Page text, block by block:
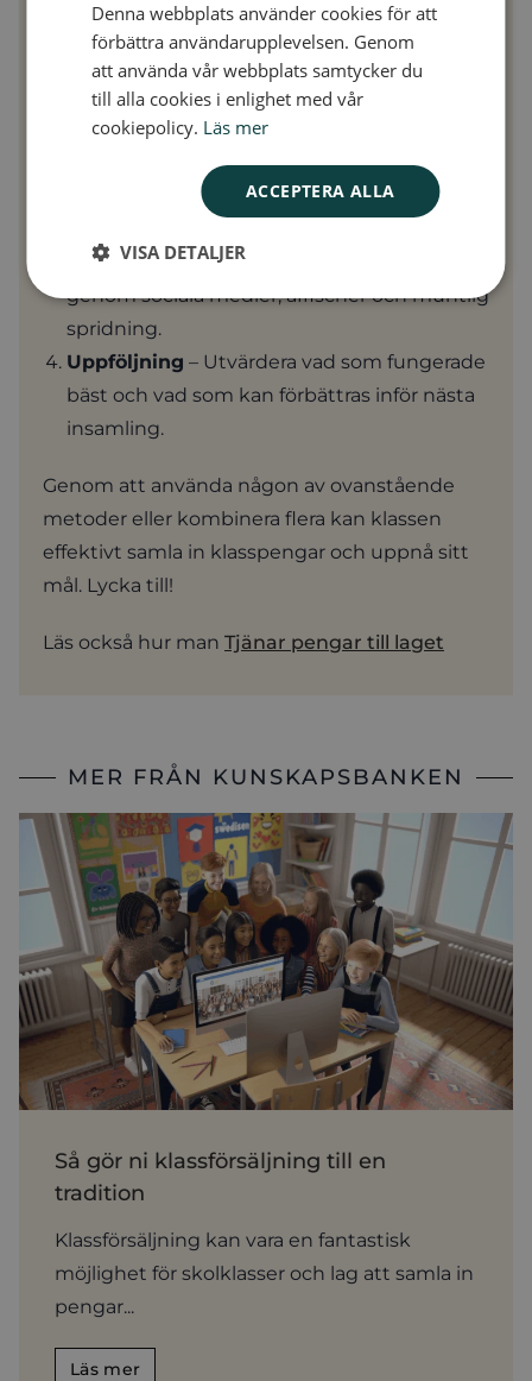
faktorer för en lyckad insamling:
Planering– Se till att ha en tydlig plan och
sätt upp ett mål för hur mycket pengar ni
vill samla in.
– Ju fler som engagerar sig,
desto bättre. Både elever och föräldrar kan
Synlighet – Marknadsför insamlingen
genom sociala medier, affischer och muntlig
spridning.
Uppföljning – Utvärdera vad som fungerade
bäst och vad som kan förbättras inför nästa
insamling.
Genom att använda någon av ovanstående
metoder eller kombinera flera kan klassen
effektivt samla in klasspengar och uppnå sitt
mål. Lycka till!
Läs också hur man Tjänar pengar till laget
MER FRÅN KUNSKAPSBANKEN
Så gör ni klassförsäljning till en
tradition
Klassförsäljning kan vara en fantastisk
möjlighet för skolklasser och lag att samla in
pengar...
Läs mer
Denna webbplats använder cookies för att
förbättra användarupplevelsen. Genom
att använda vår webbplats samtycker du
till alla cookies i enlighet med vår
cookiepolicy. Läs mer
ACCEPTERA ALLA
VISA DETALJER